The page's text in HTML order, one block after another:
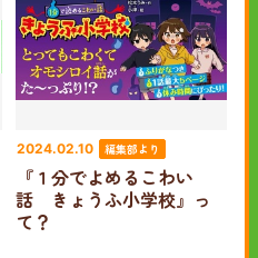
2024.02.10 編集部より
『１分でよめるこわい
話 きょうふ小学校』っ
て？